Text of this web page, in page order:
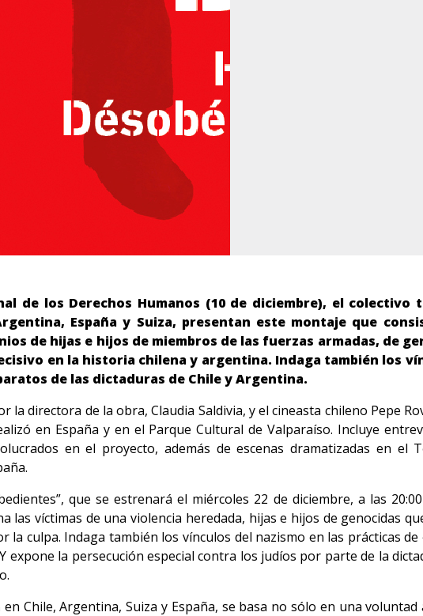
de los Derechos Humanos (10 de diciembre), el colectivo
España y Suiza, presentan este montaje que
de hijas e hijos de miembros de las fuerzas armadas, de
en la historia chilena y argentina. Indaga también los
de las dictaduras de Chile y Argentina.
la directora de la obra, Claudia Saldivia, y el cineasta chileno Pepe
en España y en el Parque Cultural de Valparaíso. Incluye
en el proyecto, además de escenas dramatizadas en el
que se estrenará el miércoles 22 de diciembre, a las
las víctimas de una violencia heredada, hijas e hijos de genocidas
la culpa. Indaga también los vínculos del nazismo en las prácticas
expone la persecución especial contra los judíos por parte de la
Chile, Argentina, Suiza y España, se basa no sólo en una